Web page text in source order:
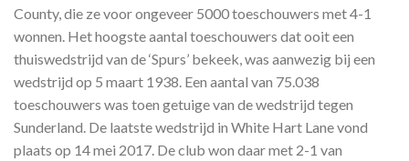
County, die ze voor ongeveer 5000 toeschouwers met 4-1
wonnen. Het hoogste aantal toeschouwers dat ooit een
thuiswedstrijd van de ‘Spurs’ bekeek, was aanwezig bij een
wedstrijd op 5 maart 1938. Een aantal van 75.038
toeschouwers was toen getuige van de wedstrijd tegen
Sunderland. De laatste wedstrijd in White Hart Lane vond
plaats op 14 mei 2017. De club won daar met 2-1 van